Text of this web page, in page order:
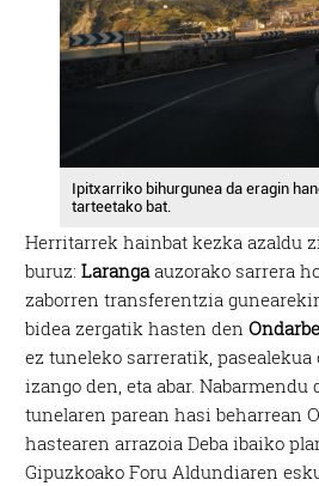
Ipitxarriko bihurgunea da eragin
tarteetako bat.
Herritarrek hainbat kezka azaldu
buruz:Larangaauzorako sarrera
zaborren transferentzia
bidea zergatik hasten den
ez tuneleko sarreratik,
izango den, eta abar.
tunelaren parean hasi beharrean
hastearen arrazoia Deba ibaiko
Gipuzkoako Foru Aldundiaren